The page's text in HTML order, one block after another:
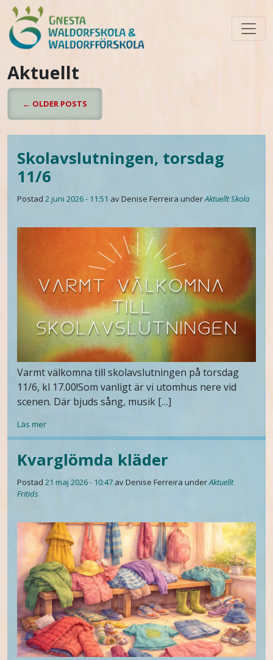
Skip to main content
Aktuellt
← OLDER POSTS
Skolavslutningen, torsdag
11/6
Postad 2 juni 2026 - 11:51 av Denise Ferreira underAktuelltSkola
Varmt välkomna till skolavslutningen på torsdag
11/6, kl 17.00!Som vanligt är vi utomhus nere vid
scenen. Där bjuds sång, musik […]
Läs mer
Kvarglömda kläder
Postad 21 maj 2026 - 10:47 av Denise Ferreira underAktuellt
Fritids